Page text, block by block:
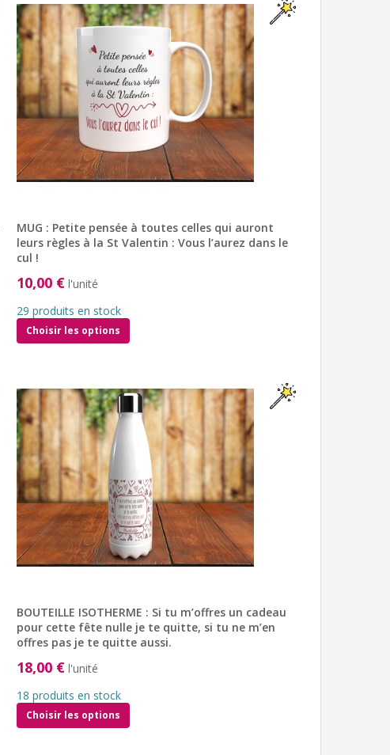
MUG : Petite pensée à toutes celles qui auront
leurs règles à la St Valentin : Vous l’aurez dans le
cul !
10,00 € l'unité
29 produits en stock
Choisir les options
BOUTEILLE ISOTHERME : Si tu m’offres un cadeau
pour cette fête nulle je te quitte, si tu ne m’en
offres pas je te quitte aussi.
18,00 € l'unité
18 produits en stock
Choisir les options